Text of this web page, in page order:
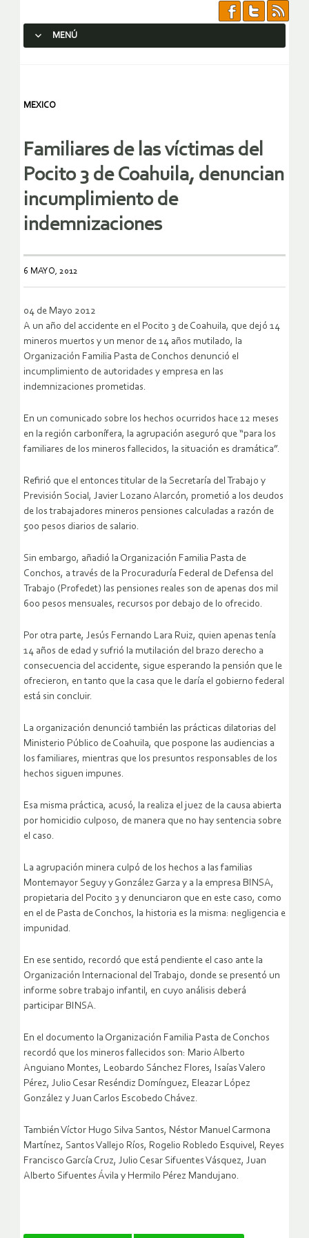
MENÚ
MEXICO
Familiares de las víctimas del
Pocito 3 de Coahuila, denuncian
incumplimiento de
indemnizaciones
6 MAYO, 2012
04 de Mayo 2012
A un año del accidente en el Pocito 3 de Coahuila, que dejó 14
mineros muertos y un menor de 14 años mutilado, la
Organización Familia Pasta de Conchos denunció el
incumplimiento de autoridades y empresa en las
indemnizaciones prometidas.
En un comunicado sobre los hechos ocurridos hace 12 meses
en la región carbonífera, la agrupación aseguró que “para los
familiares de los mineros fallecidos, la situación es dramática”.
Refirió que el entonces titular de la Secretaría del Trabajo y
Previsión Social, Javier Lozano Alarcón, prometió a los deudos
de los trabajadores mineros pensiones calculadas a razón de
500 pesos diarios de salario.
Sin embargo, añadió la Organización Familia Pasta de
Conchos, a través de la Procuraduría Federal de Defensa del
Trabajo (Profedet) las pensiones reales son de apenas dos mil
600 pesos mensuales, recursos por debajo de lo ofrecido.
Por otra parte, Jesús Fernando Lara Ruiz, quien apenas tenía
14 años de edad y sufrió la mutilación del brazo derecho a
consecuencia del accidente, sigue esperando la pensión que le
ofrecieron, en tanto que la casa que le daría el gobierno federal
está sin concluir.
La organización denunció también las prácticas dilatorias del
Ministerio Público de Coahuila, que pospone las audiencias a
los familiares, mientras que los presuntos responsables de los
hechos siguen impunes.
Esa misma práctica, acusó, la realiza el juez de la causa abierta
por homicidio culposo, de manera que no hay sentencia sobre
el caso.
La agrupación minera culpó de los hechos a las familias
Montemayor Seguy y González Garza y a la empresa BINSA,
propietaria del Pocito 3 y denunciaron que en este caso, como
en el de Pasta de Conchos, la historia es la misma: negligencia e
impunidad.
En ese sentido, recordó que está pendiente el caso ante la
Organización Internacional del Trabajo, donde se presentó un
informe sobre trabajo infantil, en cuyo análisis deberá
participar BINSA.
En el documento la Organización Familia Pasta de Conchos
recordó que los mineros fallecidos son: Mario Alberto
Anguiano Montes, Leobardo Sánchez Flores, Isaías Valero
Pérez, Julio Cesar Reséndiz Domínguez, Eleazar López
González y Juan Carlos Escobedo Chávez.
También Víctor Hugo Silva Santos, Néstor Manuel Carmona
Martínez, Santos Vallejo Ríos, Rogelio Robledo Esquivel, Reyes
Francisco García Cruz, Julio Cesar Sifuentes Vásquez, Juan
Alberto Sifuentes Ávila y Hermilo Pérez Mandujano.